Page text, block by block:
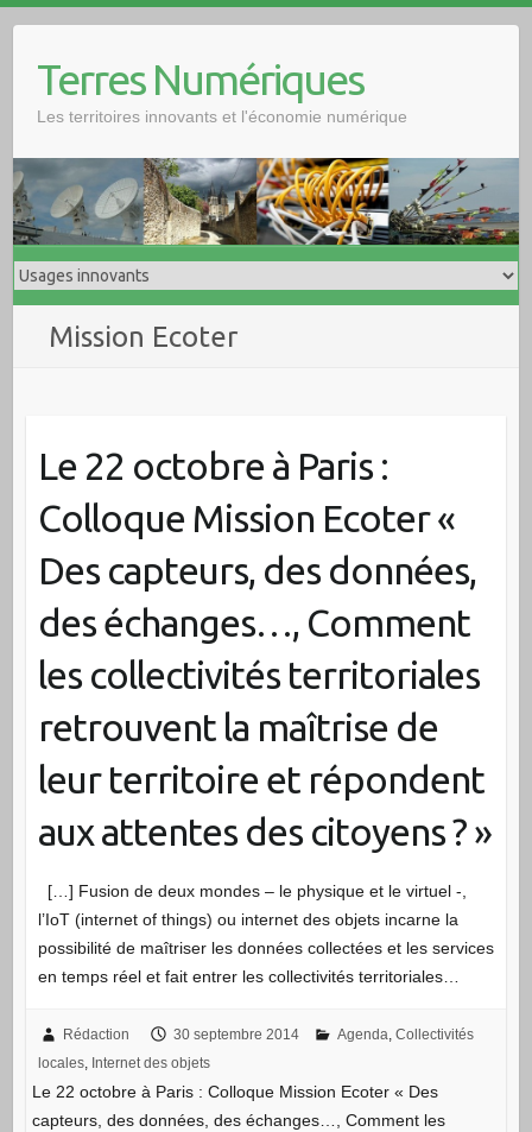
Terres Numériques
Les territoires innovants et l'économie numérique
Mission Ecoter
Le 22 octobre à Paris :
Colloque Mission Ecoter «
Des capteurs, des données,
des échanges…, Comment
les collectivités territoriales
retrouvent la maîtrise de
leur territoire et répondent
aux attentes des citoyens ? »
[…] Fusion de deux mondes – le physique et le virtuel -,
l’IoT (internet of things) ou internet des objets incarne la
possibilité de maîtriser les données collectées et les services
en temps réel et fait entrer les collectivités territoriales…
Rédaction 30 septembre 2014 Agenda, Collectivités
locales, Internet des objets
Le 22 octobre à Paris : Colloque Mission Ecoter « Des
capteurs, des données, des échanges…, Comment les